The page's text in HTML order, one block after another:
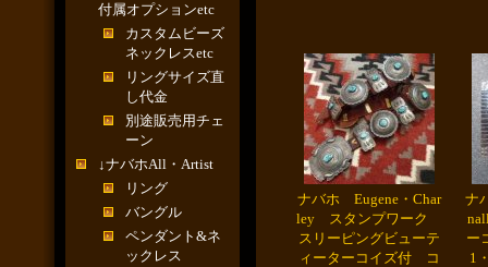
付属オプションetc
カスタムビーズ
ネックレスetc
リングサイズ直
し代金
別途販売用チェ
ーン
↓ナバホAll・Artist
リング
バングル
ペンダント&ネ
ックレス
ナバホ Eugene・Char
ley スタンプワーク
スリーピングビューテ
ィーターコイズ付 コ
ナ
ー
1